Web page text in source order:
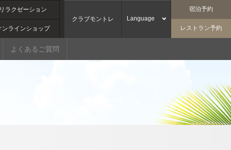
リラクゼーション
ンラインショップ
クラブモントレ Language
宿泊予約
レストラン予約
よくあるご質問